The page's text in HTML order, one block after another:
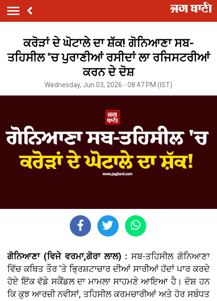
ਕਰੋੜਾਂ ਦੇ ਘੋਟਾਲੇ ਦਾ ਸ਼ੱਕ! ਗੋਨਿਆਣਾ ਸਬ-
ਤਹਿਸੀਲ ''ਚ ਪੁਰਾਣੀਆਂ ਰਸੀਦਾਂ ਲਾ ਰਜਿਸਟਰੀਆਂ
ਕਰਨ ਦੇ ਦੋਸ਼
Wednesday, Jun 03, 2026 - 08:47 PM (IST)
ਗੋਨਿਆਣਾ (ਵਿਜੇ ਵਰਮਾ,ਗੋਰਾ ਲਾਲ) :ਸਬ-ਤਹਿਸੀਲ ਗੋਨਿਆਣਾ
ਵਿੱਚ ਕਥਿਤ ਤੌਰ 'ਤੇ ਭ੍ਰਿਸ਼ਟਾਚਾਰ ਦੀਆਂ ਸਾਰੀਆਂ ਹੱਦਾਂ ਪਾਰ ਕਰਦੇ
ਹੋਏ ਇੱਕ ਵੱਡੇ ਸਕੈਂਡਲ ਦਾ ਮਾਮਲਾ ਸਾਹਮਣੇ ਆਇਆ ਹੈ। ਦੋਸ਼ ਹਨ
ਕਿ ਕੁਝ ਆਰਜ਼ੀ ਨਵੀਸਾਂ, ਤਹਿਸੀਲ ਕਰਮਚਾਰੀਆਂ ਅਤੇ ਹੋਰ ਸਬੰਧਤ